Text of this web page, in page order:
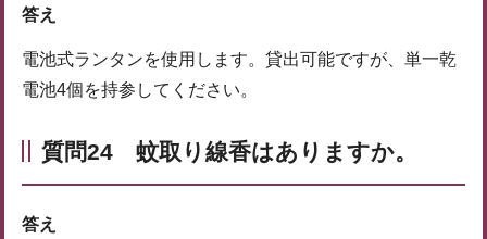
答え
電池式ランタンを使用します。貸出可能ですが、単一乾
電池4個を持参してください。
質問24 蚊取り線香はありますか。
答え